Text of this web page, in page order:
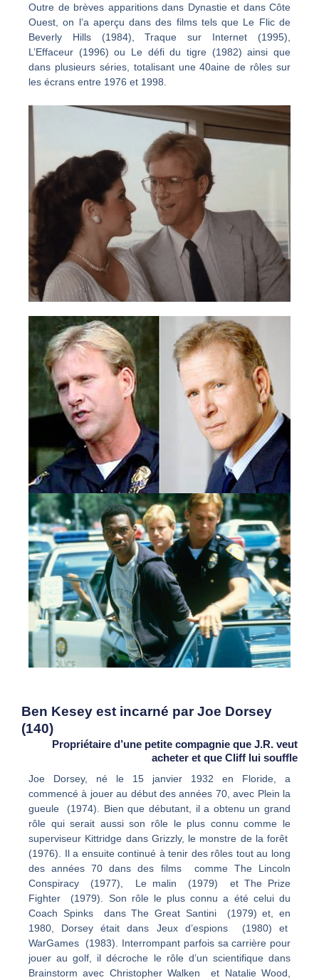
Outre de brèves apparitions dans Dynastie et dans Côte
Ouest, on l’a aperçu dans des films tels que Le Flic de
Beverly Hills (1984), Traque sur Internet (1995),
L’Effaceur (1996) ou Le défi du tigre (1982) ainsi que
dans plusieurs séries, totalisant une 40aine de rôles sur
les écrans entre 1976 et 1998.
Ben Kesey est incarné par Joe Dorsey
(140)
Propriétaire d’une petite compagnie que J.R. veut
acheter et que Cliff lui souffle
Joe Dorsey, né le 15 janvier 1932 en Floride, a
commencé à jouer au début des années 70, avec Plein la
gueule (1974). Bien que débutant, il a obtenu un grand
rôle qui serait aussi son rôle le plus connu comme le
superviseur Kittridge dans Grizzly, le monstre de la forêt
(1976). Il a ensuite continué à tenir des rôles tout au long
des années 70 dans des films comme The Lincoln
Conspiracy (1977), Le malin (1979) et The Prize
Fighter (1979). Son rôle le plus connu a été celui du
Coach Spinks dans The Great Santini (1979) et, en
1980, Dorsey était dans Jeux d’espions (1980) et
WarGames (1983). Interrompant parfois sa carrière pour
jouer au golf, il décroche le rôle d’un scientifique dans
Brainstorm avec Christopher Walken et Natalie Wood,